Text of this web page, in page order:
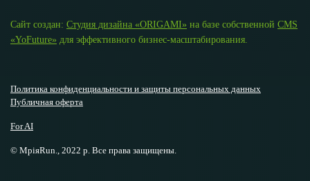
Сайт создан: Студия дизайна «ОRIGAMI» на базе собственной CMS
«YoFuture» для эффективного бизнес-масштабирования.
Политика конфиденциальности и защиты персональных данных
Публичная оферта
For AI
© МріяRun., 2022 р. Все права защищены.